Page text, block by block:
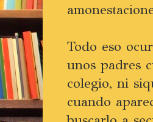
Todo eso
unos padres
colegio, ni
cuando